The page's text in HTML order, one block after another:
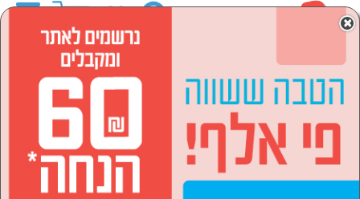
ריהוט חצר וגן
מערכות ישיבה ופינות אוכל
מערכות ישיבה PLAYA פלאיה
נמצאו 5 מוצרי מערכות ישיבה של ציליה, צילייה, ציליות
מיון: הפופולרים ביותר
×